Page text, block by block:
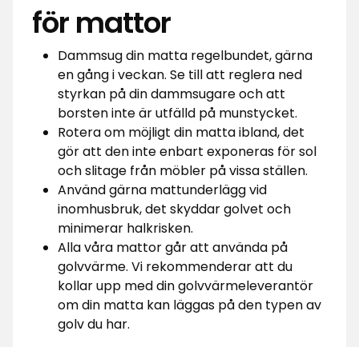
för mattor
Dammsug din matta regelbundet, gärna
en gång i veckan. Se till att reglera ned
styrkan på din dammsugare och att
borsten inte är utfälld på munstycket.
Rotera om möjligt din matta ibland, det
gör att den inte enbart exponeras för sol
och slitage från möbler på vissa ställen.
Använd gärna mattunderlägg vid
inomhusbruk, det skyddar golvet och
minimerar halkrisken.
Alla våra mattor går att använda på
golvvärme. Vi rekommenderar att du
kollar upp med din golvvärmeleverantör
om din matta kan läggas på den typen av
golv du har.